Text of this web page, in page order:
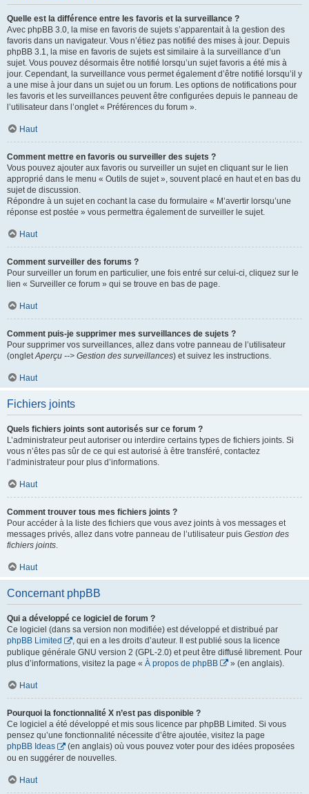
Quelle est la différence entre les favoris et la surveillance ?
Avec phpBB 3.0, la mise en favoris de sujets s’apparentait à la gestion des
favoris dans un navigateur. Vous n’étiez pas notifié des mises à jour. Depuis
phpBB 3.1, la mise en favoris de sujets est similaire à la surveillance d’un
sujet. Vous pouvez désormais être notifié lorsqu’un sujet favoris a été mis à
jour. Cependant, la surveillance vous permet également d’être notifié lorsqu’il y
a une mise à jour dans un sujet ou un forum. Les options de notifications pour
les favoris et les surveillances peuvent être configurées depuis le panneau de
l’utilisateur dans l’onglet « Préférences du forum ».
Haut
Comment mettre en favoris ou surveiller des sujets ?
Vous pouvez ajouter aux favoris ou surveiller un sujet en cliquant sur le lien
approprié dans le menu « Outils de sujet », souvent placé en haut et en bas du
sujet de discussion.
Répondre à un sujet en cochant la case du formulaire « M’avertir lorsqu’une
réponse est postée » vous permettra également de surveiller le sujet.
Haut
Comment surveiller des forums ?
Pour surveiller un forum en particulier, une fois entré sur celui-ci, cliquez sur le
lien « Surveiller ce forum » qui se trouve en bas de page.
Haut
Comment puis-je supprimer mes surveillances de sujets ?
Pour supprimer vos surveillances, allez dans votre panneau de l’utilisateur
(ongletAperçu --> Gestion des surveillances) et suivez les instructions.
Haut
Fichiers joints
Quels fichiers joints sont autorisés sur ce forum ?
L’administrateur peut autoriser ou interdire certains types de fichiers joints. Si
vous n’êtes pas sûr de ce qui est autorisé à être transféré, contactez
l’administrateur pour plus d’informations.
Haut
Comment trouver tous mes fichiers joints ?
Pour accéder à la liste des fichiers que vous avez joints à vos messages et
messages privés, allez dans votre panneau de l’utilisateur puis Gestion des
fichiers joints.
Haut
Concernant phpBB
Qui a développé ce logiciel de forum ?
Ce logiciel (dans sa version non modifiée) est développé et distribué par
phpBB Limited
, qui en a les droits d’auteur. Il est publié sous la licence
publique générale GNU version 2 (GPL-2.0) et peut être diffusé librement. Pour
plus d’informations, visitez la page « À propos de phpBB » (en anglais).
Haut
Pourquoi la fonctionnalité X n’est pas disponible ?
Ce logiciel a été développé et mis sous licence par phpBB Limited. Si vous
pensez qu’une fonctionnalité nécessite d’être ajoutée, visitez la page
phpBB Ideas
(en anglais) où vous pouvez voter pour des idées proposées
ou en suggérer de nouvelles.
Haut